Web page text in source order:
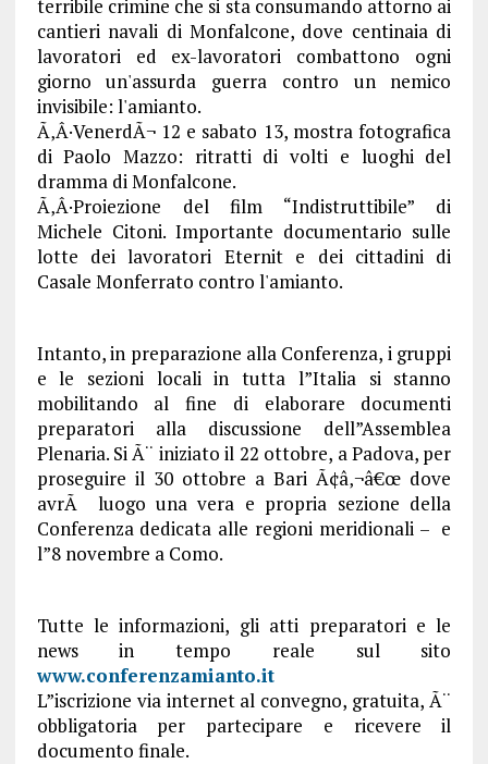
terribile crimine che si sta consumando attorno ai
cantieri navali di Monfalcone, dove centinaia di
lavoratori ed ex-lavoratori combattono ogni
giorno un'assurda guerra contro un nemico
invisibile: l'amianto.
Ã‚Â·VenerdÃ¬ 12 e sabato 13, mostra fotografica
di Paolo Mazzo: ritratti di volti e luoghi del
dramma di Monfalcone.
Ã‚Â·Proiezione del film “Indistruttibile” di
Michele Citoni. Importante documentario sulle
lotte dei lavoratori Eternit e dei cittadini di
Casale Monferrato contro l'amianto.
Intanto, in preparazione alla Conferenza, i gruppi
e le sezioni locali in tutta l”Italia si stanno
mobilitando al fine di elaborare documenti
preparatori alla discussione dell”Assemblea
Plenaria. Si Ã¨ iniziato il 22 ottobre, a Padova, per
proseguire il 30 ottobre a Bari Ã¢â‚¬â€œ dove
avrÃ luogo una vera e propria sezione della
Conferenza dedicata alle regioni meridionali – e
l”8 novembre a Como.
Tutte le informazioni, gli atti preparatori e le
news in tempo reale sul sito
www.conferenzamianto.it
L”iscrizione via internet al convegno, gratuita, Ã¨
obbligatoria per partecipare e ricevere il
documento finale.